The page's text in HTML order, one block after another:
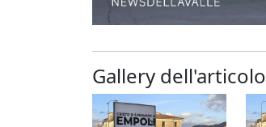
Gallery dell'articolo